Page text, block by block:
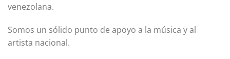
venezolana.
Somos un sólido punto de apoyo a la música y al
artista nacional.